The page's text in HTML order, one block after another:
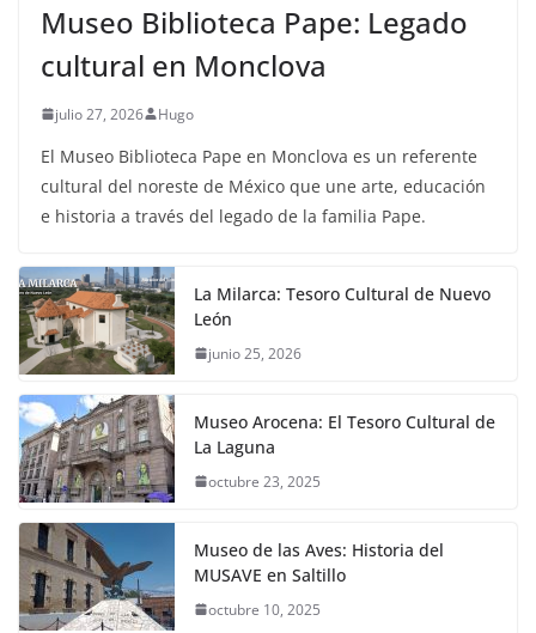
Museo Biblioteca Pape: Legado
cultural en Monclova
julio 27, 2026 Hugo
El Museo Biblioteca Pape en Monclova es un referente
cultural del noreste de México que une arte, educación
e historia a través del legado de la familia Pape.
La Milarca: Tesoro Cultural de Nuevo
León
junio 25, 2026
Museo Arocena: El Tesoro Cultural de
La Laguna
octubre 23, 2025
Museo de las Aves: Historia del
MUSAVE en Saltillo
octubre 10, 2025